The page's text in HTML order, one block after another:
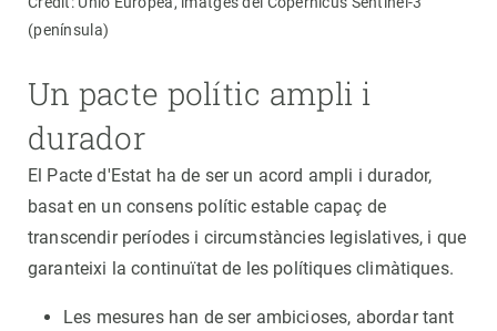
(península)
Un pacte polític ampli i
durador
El Pacte d'Estat ha de ser un acord ampli i durador,
basat en un consens polític estable capaç de
transcendir períodes i circumstàncies legislatives, i que
garanteixi la continuïtat de les polítiques climàtiques.
Les mesures han de ser ambicioses, abordar tant